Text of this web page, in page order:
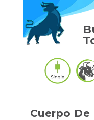
Cuerpo De